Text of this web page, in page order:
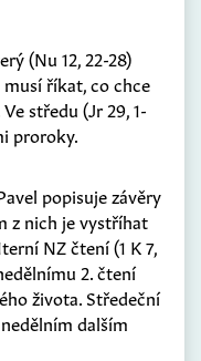
(Nu 12, 22-28)
říkat, co chce
středu (Jr 29, 1-
proroky.
popisuje závěry
z nich je vystříhat
NZ čtení (1 K 7,
2. čtení
života. Středeční
dalším